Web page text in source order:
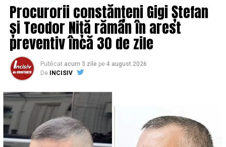
URMATORUL
An negru pentru apicultori: producția de miere, zero.
Stupii supraviețuiesc doar cu zahăr
NU RATATI
‘Soarta îi ajută pe cei îndrăzneți’ – CTP, după victoria
României cu Austria
Procurorii constănțeni Gigi Ștefan
și Teodor Niță rămân în arest
preventiv încă 30 de zile
Publicat acum 3 zile pe 4 august 2026
De INCISIV